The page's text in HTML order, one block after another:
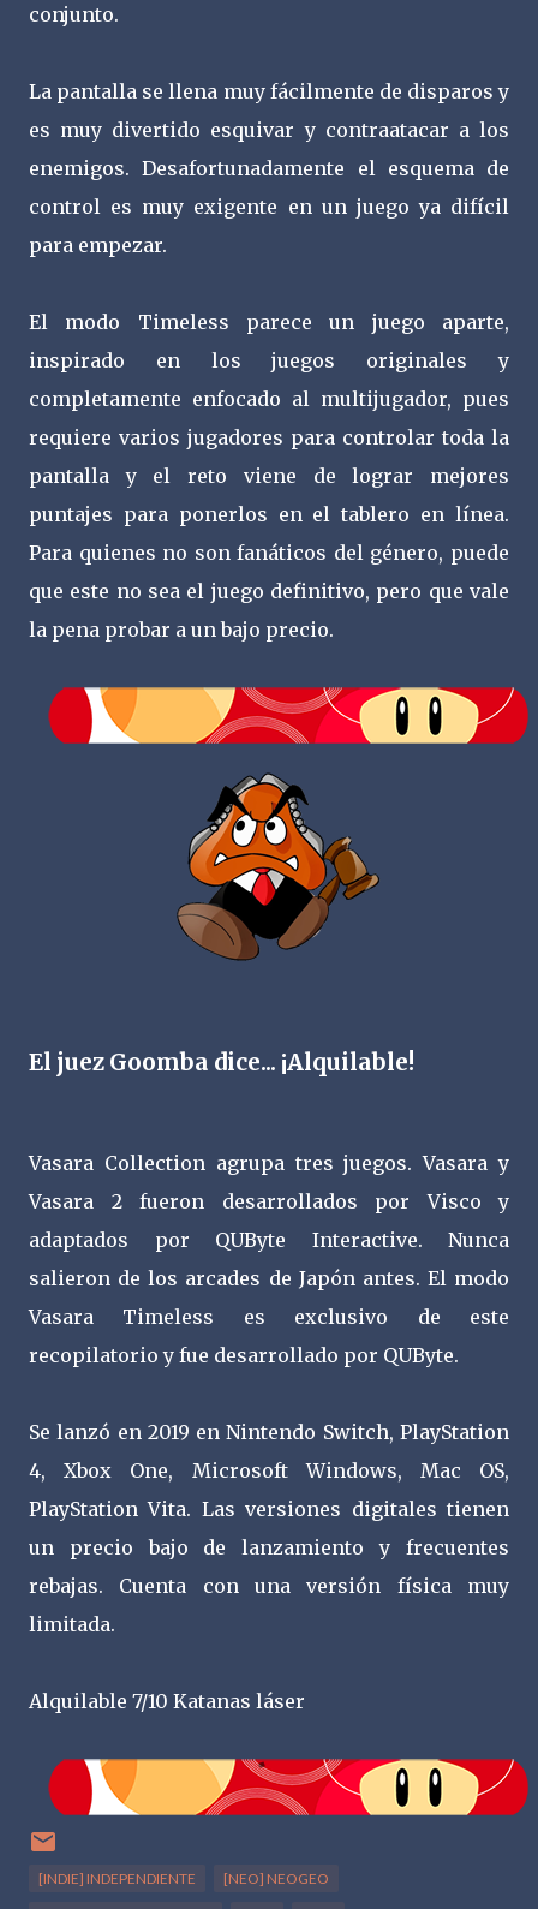
conjunto.
La pantalla se llena muy fácilmente de disparos y
es muy divertido esquivar y contraatacar a los
enemigos. Desafortunadamente el esquema de
control es muy exigente en un juego ya difícil
para empezar.
El modo Timeless parece un juego aparte,
inspirado en los juegos originales y
completamente enfocado al multijugador, pues
requiere varios jugadores para controlar toda la
pantalla y el reto viene de lograr mejores
puntajes para ponerlos en el tablero en línea.
Para quienes no son fanáticos del género, puede
que este no sea el juego definitivo, pero que vale
la pena probar a un bajo precio.
El juez Goomba dice... ¡Alquilable!
Vasara Collection agrupa tres juegos. Vasara y
Vasara 2 fueron desarrollados por Visco y
adaptados por QUByte Interactive. Nunca
salieron de los arcades de Japón antes. El modo
Vasara Timeless es exclusivo de este
recopilatorio y fue desarrollado por QUByte.
Se lanzó en 2019 en Nintendo Switch, PlayStation
4, Xbox One, Microsoft Windows, Mac OS,
PlayStation Vita. Las versiones digitales tienen
un precio bajo de lanzamiento y frecuentes
rebajas. Cuenta con una versión física muy
limitada.
Alquilable 7/10 Katanas láser
[INDIE] INDEPENDIENTE [NEO] NEOGEO